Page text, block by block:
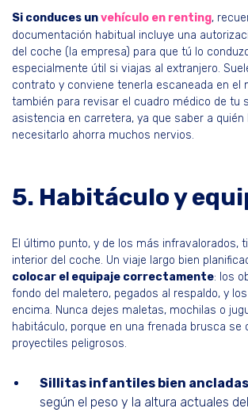
Si conduces unvehículo en renting,
documentación habitual incluye una
del coche (la empresa) para que tú lo
especialmente útil si viajas al extranjero.
contrato y conviene tenerla escaneada en el
también para revisar el cuadro médico de tu
asistencia en carretera, ya que saber a
necesitarlo ahorra muchos nervios.
5. Habitáculo y
El último punto, y de los más infravalorados,
interior del coche. Un viaje largo bien
colocar el equipaje correctamente: los
fondo del maletero, pegados al respaldo, y
encima. Nunca dejes maletas, mochilas o
habitáculo, porque en una frenada brusca se
proyectiles peligrosos.
Sillitas infantiles bien ancladas
según el peso y la altura actuales del